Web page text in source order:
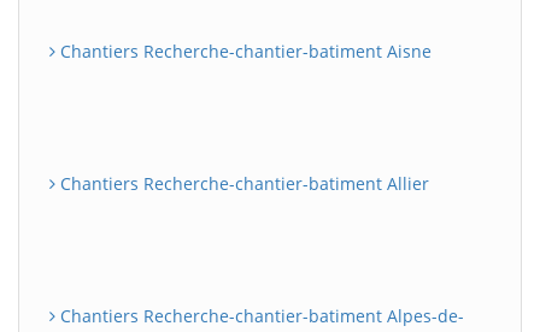
Chantiers Recherche-chantier-batiment Aisne
Chantiers Recherche-chantier-batiment Allier
Chantiers Recherche-chantier-batiment Alpes-de-